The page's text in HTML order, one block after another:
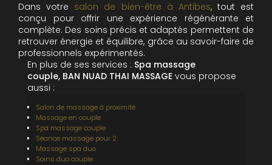
Dans votre salon de bien-être à Antibes, tout est
conçu pour offrir une expérience régénérante et
complète. Des soins précis et adaptés permettent de
retrouver énergie et équilibre, grâce au savoir-faire de
professionnels expérimentés.
En plus de ses services : Spa massage
couple, BAN NUAD THAI MASSAGE vous propose
aussi :
Salon de massage à proximité
Massage en couple
Spa massage couple
Séance massage pour 2
Massage spa duo
Soins duo couple